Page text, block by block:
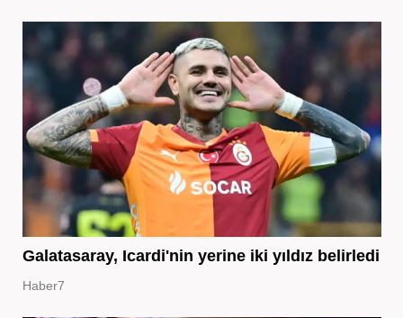
Galatasaray, Icardi'nin yerine iki yıldız belirledi
Haber7